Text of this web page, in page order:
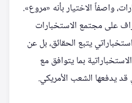
واصفاً الاختيار بأنه «مروع».
على مجتمع الاستخبارات
يتبع الحقائق، بل عن
بما يتوافق مع
قد يدفعها الشعب الأمريكي.